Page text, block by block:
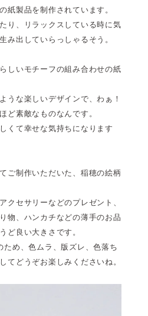
紙製品を制作されています。
り、リラックスしている時に気
み出していらっしゃるそう。
しいモチーフの組み合わせの紙
うな楽しいデザインで、わぁ！
ど素敵なものなんです。
くて幸せな気持ちになります
ご制作いただいた、稲穂の絵柄
クセサリーなどのプレゼント、
物、ハンカチなどの薄手のお品
ど良い大きさです。
ため、色ムラ、版ズレ、色落ち
てどうぞお楽しみくださいね。